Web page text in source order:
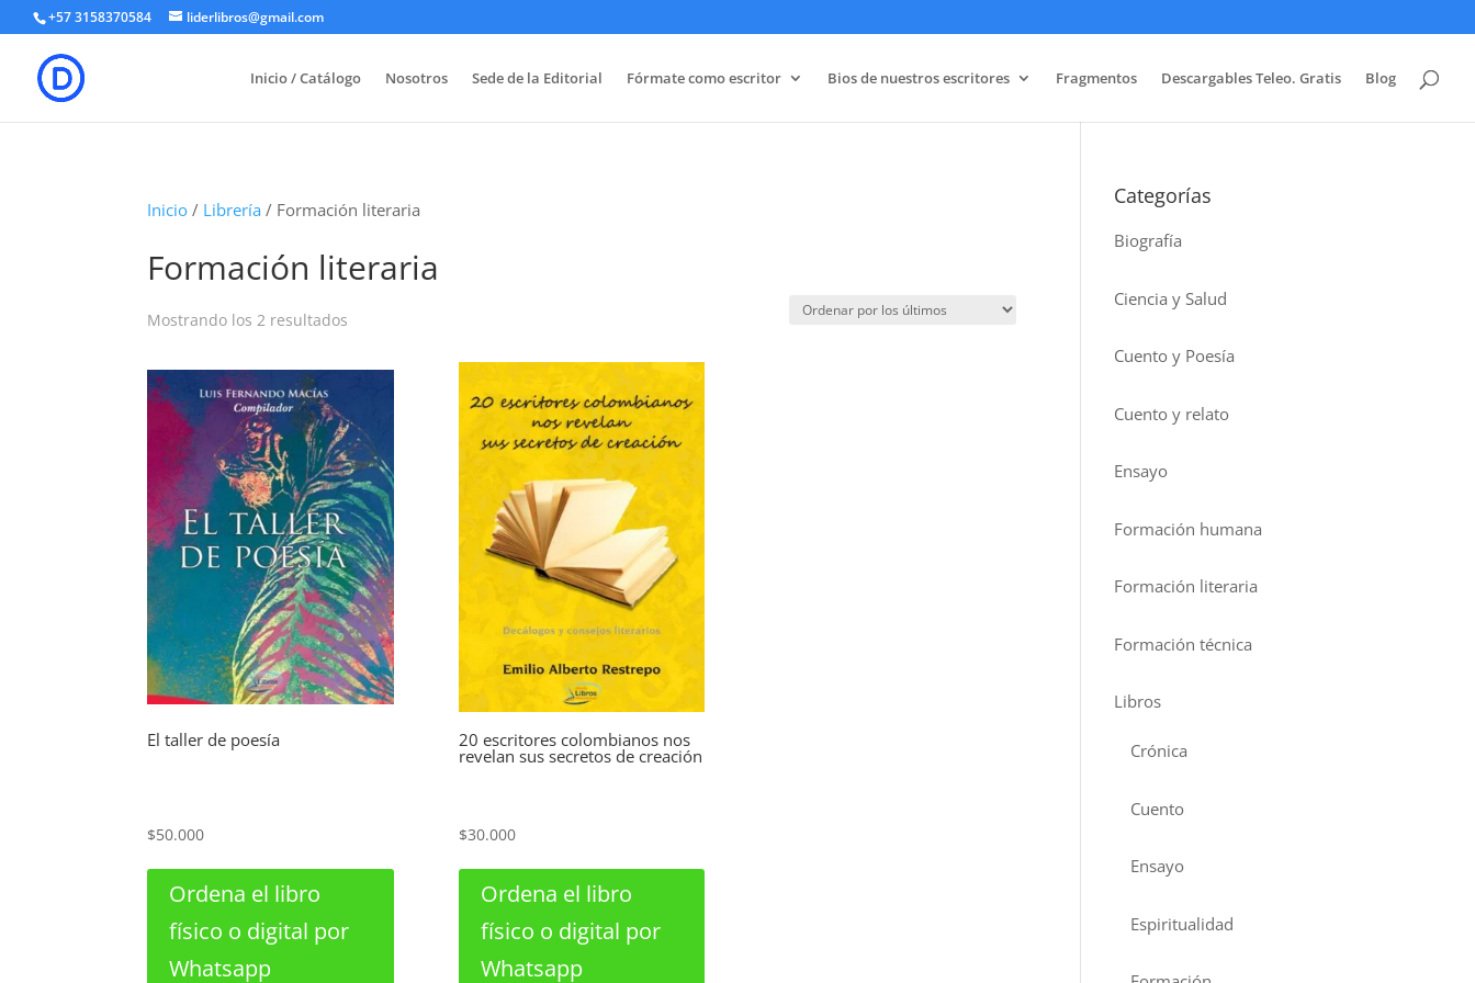
+57 3158370584 liderlibros@gmail.com
Inicio / Catálogo Nosotros Sede de la Editorial Fórmate como escritor Bios de nuestros escritores Fragmentos Descargables Teleo. Gratis Blog
Inicio / Librería / Formación literaria
Formación literaria
Mostrando los 2 resultados
por
los
últimos
El taller de poesía
$50.000
Ordena el libro
físico o digital por
Whatsapp
20 escritores colombianos nos
revelan sus secretos de creación
$30.000
Ordena el libro
físico o digital por
Whatsapp
Categorías
Biografía
Ciencia y Salud
Cuento y Poesía
Cuento y relato
Ensayo
Formación humana
Formación literaria
Formación técnica
Libros
Crónica
Cuento
Ensayo
Espiritualidad